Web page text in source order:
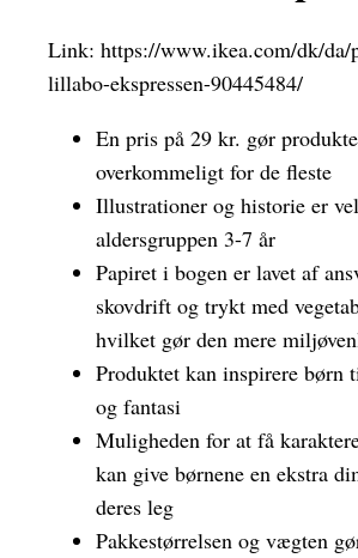
Link: https://www.ikea.com/dk/
lillabo-ekspressen-90445484/
En pris på 29 kr. gør
overkommeligt for de fleste
Illustrationer og historie er
aldersgruppen 3-7 år
Papiret i bogen er lavet af
skovdrift og trykt med
hvilket gør den mere
Produktet kan inspirere børn
og fantasi
Muligheden for at få
kan give børnene en ekstra
deres leg
Pakkestørrelsen og vægten